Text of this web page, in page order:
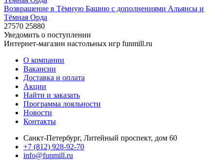
Возвращение в Тёмную Башню с дополнениями Альянсы и
Тёмная Орда
27570 25880
Уведомить о поступлении
Интернет-магазин настольных игр funmill.ru
О компании
Вакансии
Доставка и оплата
Акции
Найти и заказать
Программа лояльности
Новости
Контакты
Санкт-Петербург, Литейный проспект, дом 60
+7 (812) 928-92-70
info@funmill.ru